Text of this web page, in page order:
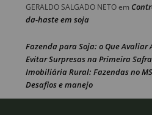
GERALDO SALGADO NETOem
da-haste em soja
Fazenda para Soja: o Que Avaliar
Evitar Surpresas na Primeira
Imobiliária Rural: Fazendas no MS
Desafios e manejo